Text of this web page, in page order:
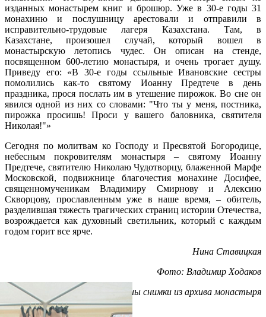
изданных монастырем книг и брошюр. Уже в 30-е годы 31
монахиню и послушницу арестовали и отправили в
исправительно-трудовые лагеря Казахстана. Там, в
Казахстане, произошел случай, который вошел в
монастырскую летопись чудес. Он описан на стенде,
посвященном 600-летию монастыря, и очень трогает душу.
Приведу его: «В 30-е годы ссыльные Ивановские сестры
помолились как-то святому Иоанну Предтече в день
праздника, прося послать им в утешение пирожок. Во сне он
явился одной из них со словами: "Что ты у меня, постника,
пирожка просишь! Проси у вашего баловника, святителя
Николая!"»
Сегодня по молитвам ко Господу и Пресвятой Богородице,
небесным покровителям монастыря – святому Иоанну
Предтече, святителю Николаю Чудотворцу, блаженной Марфе
Московской, подвижнице благочестия монахине Досифее,
священномученикам Владимиру Смирнову и Алексию
Скворцову, прославленным уже в наше время, – обитель,
разделившая тяжесть трагических страниц истории Отечества,
возрождается как духовный светильник, который с каждым
годом горит все ярче.
Нина Ставицкая
Фото: Владимир Ходаков
Также представлены снимки из архива монастыря
Распечатать